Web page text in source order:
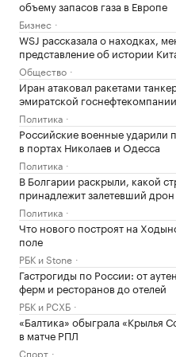
объему запасов газа в Европе
Бизнес
WSJ рассказала о находках,
представление об истории
Общество
Иран атаковал ракетами
эмиратской госнефтекомпании
Политика
Российские военные ударили
в портах Николаев и Одесса
Политика
В Болгарии раскрыли, какой
принадлежит залетевший дрон
Политика
Что нового построят на
поле
РБК и Stone
Гастрогиды по России: от
ферм и ресторанов до отелей
РБК и РСХБ
«Балтика» обыграла «Крылья
в матче РПЛ
Спорт